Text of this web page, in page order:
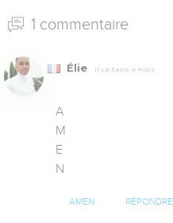
1 commentaire
Élie Il y a 3 ans, 4 mois
A
M
E
N
AMEN RÉPONDRE